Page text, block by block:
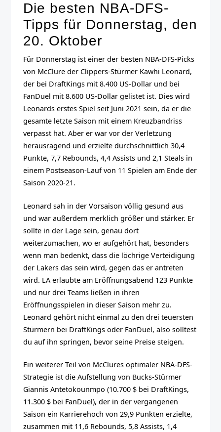
Die besten NBA-DFS-
Tipps für Donnerstag, den
20. Oktober
Für Donnerstag ist einer der besten NBA-DFS-Picks
von McClure der Clippers-Stürmer Kawhi Leonard,
der bei DraftKings mit 8.400 US-Dollar und bei
FanDuel mit 8.600 US-Dollar gelistet ist. Dies wird
Leonards erstes Spiel seit Juni 2021 sein, da er die
gesamte letzte Saison mit einem Kreuzbandriss
verpasst hat. Aber er war vor der Verletzung
herausragend und erzielte durchschnittlich 30,4
Punkte, 7,7 Rebounds, 4,4 Assists und 2,1 Steals in
einem Postseason-Lauf von 11 Spielen am Ende der
Saison 2020-21.
Leonard sah in der Vorsaison völlig gesund aus
und war außerdem merklich größer und stärker. Er
sollte in der Lage sein, genau dort
weiterzumachen, wo er aufgehört hat, besonders
wenn man bedenkt, dass die löchrige Verteidigung
der Lakers das sein wird, gegen das er antreten
wird. LA erlaubte am Eröffnungsabend 123 Punkte
und nur drei Teams ließen in ihren
Eröffnungsspielen in dieser Saison mehr zu.
Leonard gehört nicht einmal zu den drei teuersten
Stürmern bei DraftKings oder FanDuel, also solltest
du auf ihn springen, bevor seine Preise steigen.
Ein weiterer Teil von McClures optimaler NBA-DFS-
Strategie ist die Aufstellung von Bucks-Stürmer
Giannis Antetokounmpo (10.700 $ bei DraftKings,
11.300 $ bei FanDuel), der in der vergangenen
Saison ein Karrierehoch von 29,9 Punkten erzielte,
zusammen mit 11,6 Rebounds, 5,8 Assists, 1,4